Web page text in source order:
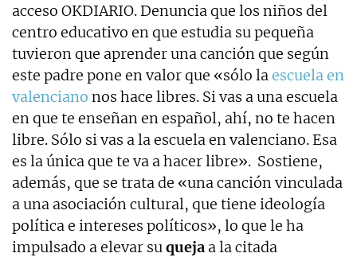
acceso OKDIARIO. Denuncia que los niños del
centro educativo en que estudia su pequeña
tuvieron que aprender una canción que según
este padre pone en valor que «sólo laescuela en
valenciano nos hace libres. Si vas a una escuela
en que te enseñan en español, ahí, no te hacen
libre. Sólo si vas a la escuela en valenciano. Esa
es la única que te va a hacer libre». Sostiene,
además, que se trata de «una canción vinculada
a una asociación cultural, que tiene ideología
política e intereses políticos», lo que le ha
impulsado a elevar suqueja a la citada